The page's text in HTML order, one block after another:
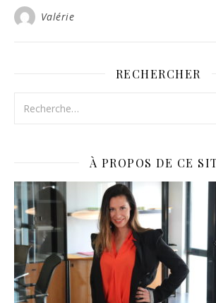
Valérie
RECHERCHER
À PROPOS DE CE